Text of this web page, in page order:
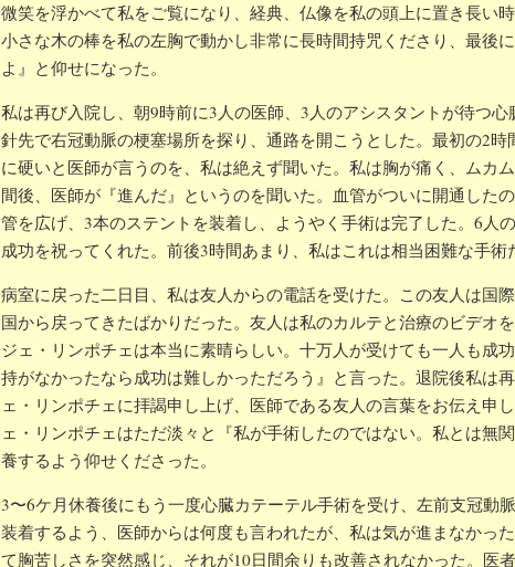
微笑を浮かべて私をご覧になり、経典、仏像を私の頭上に置き長い
小さな木の棒を私の左胸で動かし非常に長時間持咒くださり、最後
よ』と仰せになった。
私は再び入院し、朝9時前に3人の医師、3人のアシスタントが待つ
針先で右冠動脈の梗塞場所を探り、通路を開こうとした。最初の2時
に硬いと医師が言うのを、私は絶えず聞いた。私は胸が痛く、ムカ
間後、医師が『進んだ』というのを聞いた。血管がついに開通した
管を広げ、3本のステントを装着し、ようやく手術は完了した。6人
成功を祝ってくれた。前後3時間あまり、私はこれは相当困難な手術
病室に戻った二日目、私は友人からの電話を受けた。この友人は国
国から戻ってきたばかりだった。友人は私のカルテと治療のビデオ
ジェ・リンポチェは本当に素晴らしい。十万人が受けても一人も成
持がなかったなら成功は難しかっただろう』と言った。退院後私は
ェ・リンポチェに拝謁申し上げ、医師である友人の言葉をお伝え申
ェ・リンポチェはただ淡々と『私が手術したのではない。私とは無
養するよう仰せくださった。
3〜6ケ月休養後にもう一度心臓カテーテル手術を受け、左前支冠動
装着するよう、医師からは何度も言われたが、私は気が進まなかっ
て胸苦しさを突然感じ、それが10日間余りも改善されなかった。医